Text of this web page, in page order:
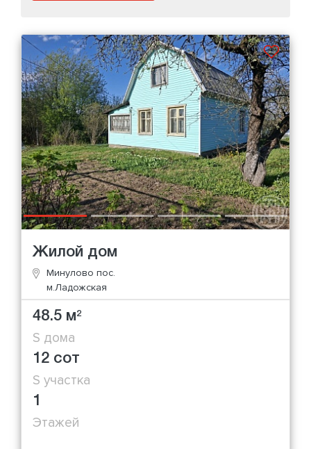
Жилой дом
Минулово пос.
м.Ладожская
48.5 м2
S дома
12 сот
S участка
1
Этажей